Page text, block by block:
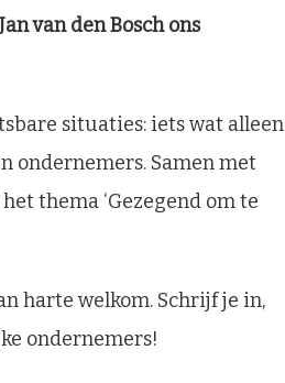
van den Bosch ons
situaties: iets wat alleen
ondernemers. Samen met
thema ‘Gezegend om te
harte welkom. Schrijf je in,
ondernemers!